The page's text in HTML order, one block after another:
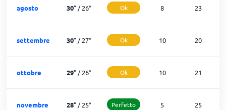
agosto 30°/26° Ok 8 23
settembre 30°/27° Ok 10 20
ottobre 29°/26° Ok 10 21
novembre 28°/25° Perfetto 5 25